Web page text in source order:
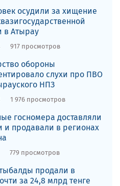
осудили за хищение
в Атырау
917 просмотров
обороны
слухи про ПВО
НПЗ
1 976 просмотров
госномера доставляли
и продавали в регионах
779 просмотров
продали в
за 24,8 млрд тенге